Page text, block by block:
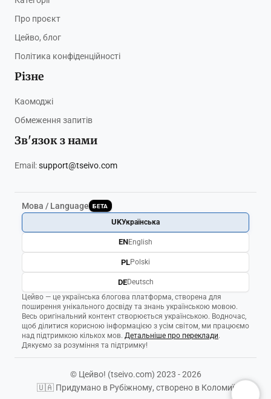
Про проєкт
Цейво, блог
Політика конфіденційності
Різне
Каомоджі
Обмеження запитів
Зв'язок з нами
Email:support@tseivo.com
Мова / Language БЕТА
Цейво — це українська блогова платформа, створена для
поширення унікального досвіду та знань українською мовою.
Весь оригінальний контент створюється українською. Водночас,
щоб ділитися корисною інформацією з усім світом, ми працюємо
над підтримкою кількох мов. Детальніше про переклади.
Дякуємо за розуміння та підтримку!
UKУкраїнська
ENEnglish
PLPolski
DEDeutsch
© Цейво! (tseivo.com) 2023 - 2026
🇺🇦 Придумано в Рубіжному, створено в Коломиї